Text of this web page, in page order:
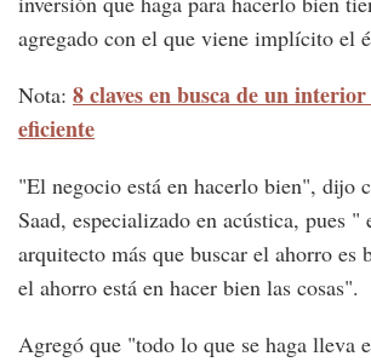
agregado con el que viene implícito el
Nota: 8 claves en busca de un
eficiente
"El negocio está en hacerlo bien", dijo
Saad, especializado en acústica, pues "
arquitecto más que buscar el ahorro es
el ahorro está en hacer bien las cosas".
Agregó que "todo lo que se haga lleva